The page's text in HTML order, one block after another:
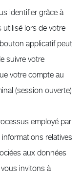
identifier grâce à
utilisé lors de votre
applicatif peut
suivre votre
votre compte au
(session ouverte)
employé par
relatives
aux données
invitons à